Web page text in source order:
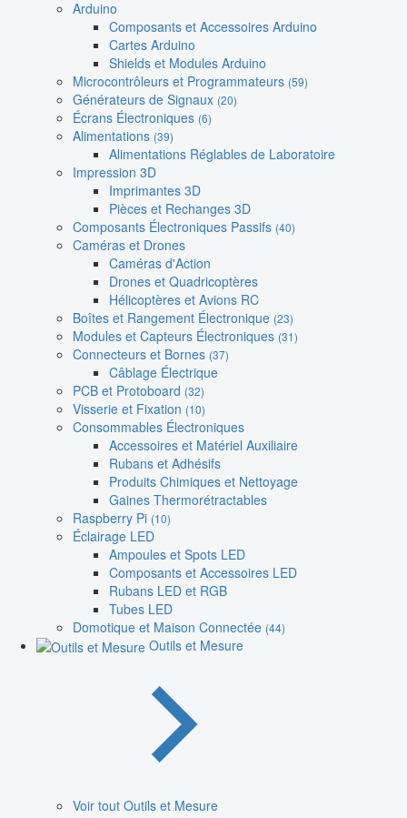
Arduino
Composants et Accessoires Arduino
Cartes Arduino
Shields et Modules Arduino
Microcontrôleurs et Programmateurs (59)
Générateurs de Signaux (20)
Écrans Électroniques (6)
Alimentations (39)
Alimentations Réglables de Laboratoire
Impression 3D
Imprimantes 3D
Pièces et Rechanges 3D
Composants Électroniques Passifs (40)
Caméras et Drones
Caméras d'Action
Drones et Quadricoptères
Hélicoptères et Avions RC
Boîtes et Rangement Électronique (23)
Modules et Capteurs Électroniques (31)
Connecteurs et Bornes (37)
Câblage Électrique
PCB et Protoboard (32)
Visserie et Fixation (10)
Consommables Électroniques
Accessoires et Matériel Auxiliaire
Rubans et Adhésifs
Produits Chimiques et Nettoyage
Gaines Thermorétractables
Raspberry Pi (10)
Éclairage LED
Ampoules et Spots LED
Composants et Accessoires LED
Rubans LED et RGB
Tubes LED
Domotique et Maison Connectée (44)
Outils et Mesure
Voir tout Outils et Mesure